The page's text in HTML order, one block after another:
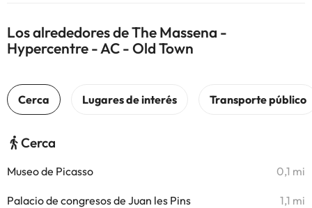
Los alrededores de The Massena -
Hypercentre - AC - Old Town
Cerca
Museo de Picasso 0,1 mi
Palacio de congresos de Juan les Pins 1,1 mi